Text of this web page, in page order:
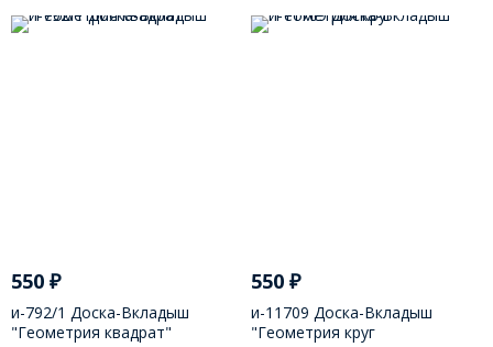
550 ₽
и-792/1 Доска-Вкладыш
"Геометрия квадрат"
550₽
и-11709 Доска-Вкладыш
"Геометрия круг